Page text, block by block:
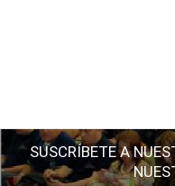
SUSCRÍBETE A